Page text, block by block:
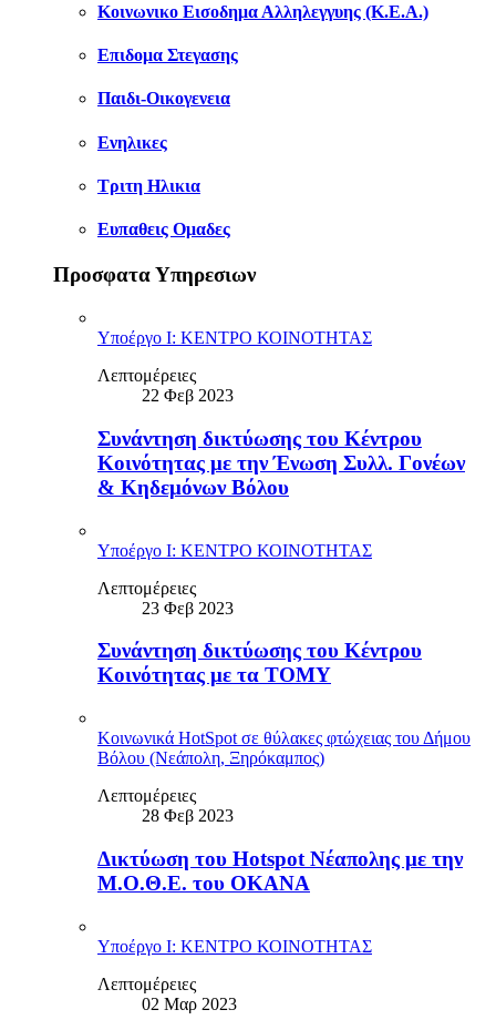
Κοινωνικο Εισοδημα Αλληλεγγυης (Κ.Ε.Α.)
Επιδομα Στεγασης
Παιδι-Οικογενεια
Ενηλικες
Τριτη Ηλικια
Ευπαθεις Ομαδες
Προσφατα Υπηρεσιων
Υποέργο Ι: ΚΕΝΤΡΟ ΚΟΙΝΟΤΗΤΑΣ
Λεπτομέρειες
22 Φεβ 2023
Συνάντηση δικτύωσης του Κέντρου
Κοινότητας με την Ένωση Συλλ. Γονέων
& Κηδεμόνων Βόλου
Υποέργο Ι: ΚΕΝΤΡΟ ΚΟΙΝΟΤΗΤΑΣ
Λεπτομέρειες
23 Φεβ 2023
Συνάντηση δικτύωσης του Κέντρου
Κοινότητας με τα ΤΟΜΥ
Κοινωνικά HotSpot σε θύλακες φτώχειας του Δήμου
Βόλου (Νεάπολη, Ξηρόκαμπος)
Λεπτομέρειες
28 Φεβ 2023
Δικτύωση του Hotspot Νέαπολης με την
Μ.Ο.Θ.Ε. του ΟΚΑΝΑ
Υποέργο Ι: ΚΕΝΤΡΟ ΚΟΙΝΟΤΗΤΑΣ
Λεπτομέρειες
02 Μαρ 2023